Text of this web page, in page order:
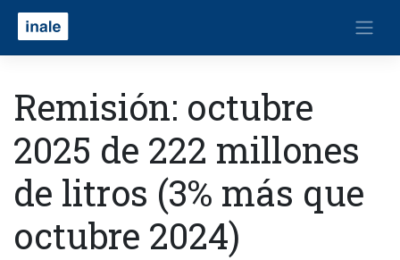
Remisión: octubre
2025 de 222 millones
de litros (3% más que
octubre 2024)